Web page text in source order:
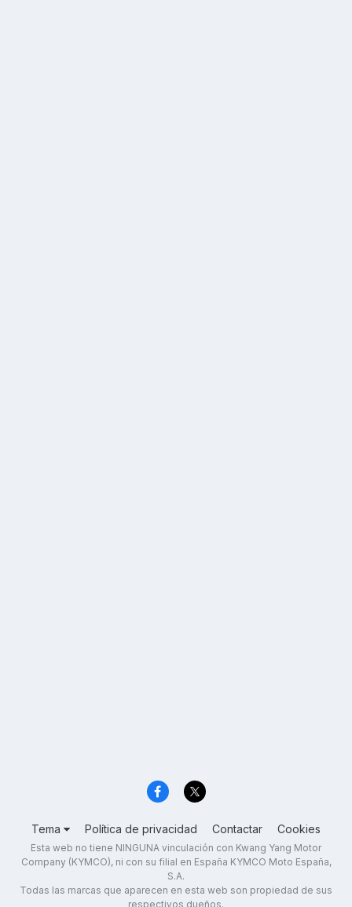
Tema Política de privacidad Contactar Cookies
Esta web no tiene NINGUNA vinculación con Kwang Yang Motor
Company (KYMCO), ni con su filial en España KYMCO Moto España,
S.A.
Todas las marcas que aparecen en esta web son propiedad de sus
respectivos dueños.